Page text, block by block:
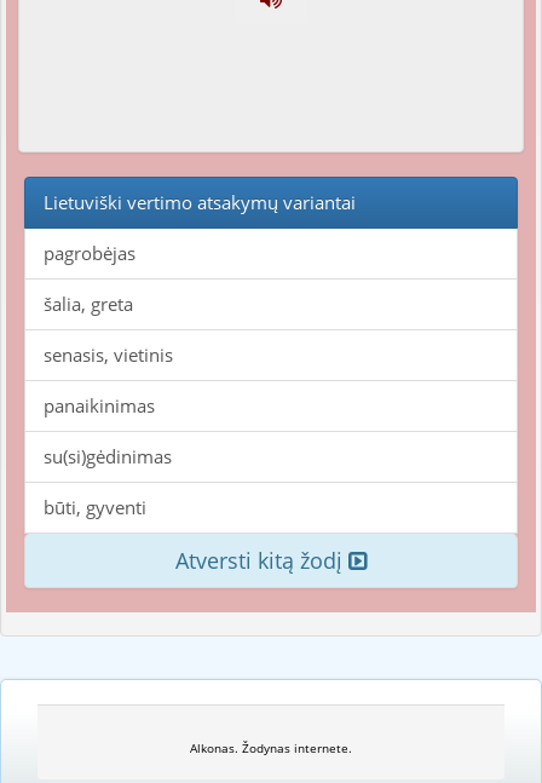
Lietuviški vertimo atsakymų variantai
pagrobėjas
šalia, greta
senasis, vietinis
panaikinimas
su(si)gėdinimas
būti, gyventi
Atversti kitą žodį
Alkonas. Žodynas internete.